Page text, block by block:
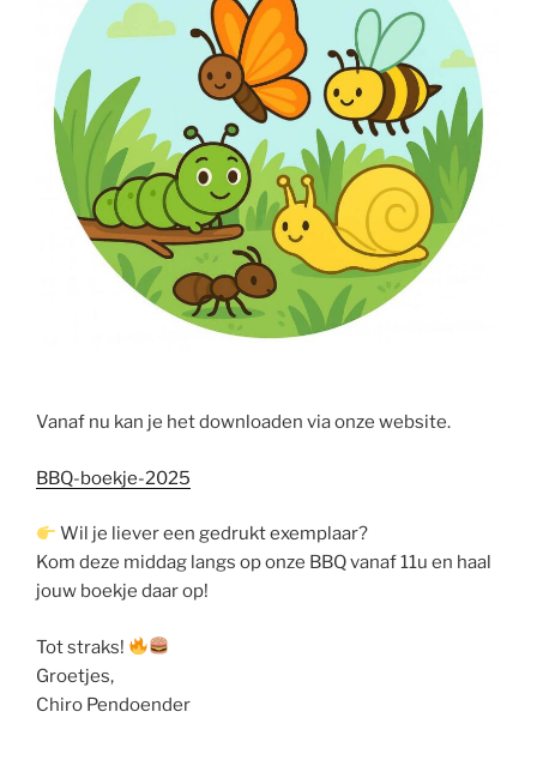
Vanaf nu kan je het downloaden via onze website.
BBQ-boekje-2025
Wil je liever een gedrukt exemplaar?
Kom deze middag langs op onze BBQ vanaf 11u en haal
jouw boekje daar op!
Tot straks!
Groetjes,
Chiro Pendoender